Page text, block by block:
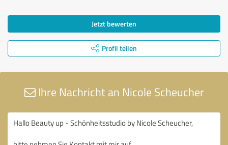
Jetzt bewerten
Profil teilen
Ihre Nachricht an Nicole Scheucher